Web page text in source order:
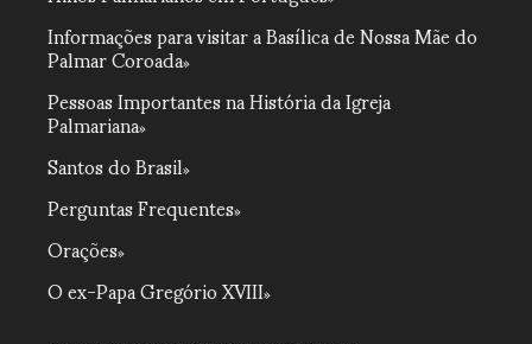
Informações para visitar a Basílica de Nossa Mãe do
Palmar Coroada
Pessoas Importantes na História da Igreja
Palmariana
Santos do Brasil
Perguntas Frequentes
Orações
O ex-Papa Gregório XVIII